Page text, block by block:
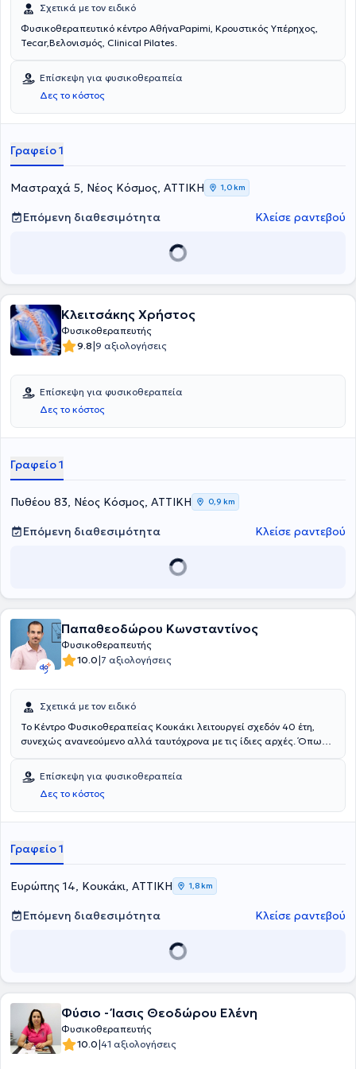
αποκατάσταση κάθε είδους τραυματισμού, τη βελτίωση της
λειτουργικότητας και την εξασφάλιση καλύτερης ποιότητας ζωής
για τον κάθε ασθενή.
Σχετικά με τον ειδικό
Φυσικοθεραπευτικό κέντρο ΑθήναPapimi, Κρουστικός Υπέρηχος,
Tecar,Βελονισμός, Clinical Pilates.
Επίσκεψη για φυσικοθεραπεία
Δες το κόστος
Γραφείο 1
Μαστραχά 5, Νέος Κόσμος, ΑΤΤΙΚΗ 1,0 km
Επόμενη διαθεσιμότητα Κλείσε ραντεβού
Κλειτσάκης Χρήστος
Φυσικοθεραπευτής
9.8|9 αξιολογήσεις
Επίσκεψη για φυσικοθεραπεία
Δες το κόστος
Γραφείο 1
Πυθέου 83, Νέος Κόσμος, ΑΤΤΙΚΗ 0,9 km
Επόμενη διαθεσιμότητα Κλείσε ραντεβού
Παπαθεοδώρου Κωνσταντίνος
Φυσικοθεραπευτής
10.0|7 αξιολογήσεις
Σχετικά με τον ειδικό
Το Κέντρο Φυσικοθεραπείας Κουκάκι λειτουργεί σχεδόν 40 έτη,
συνεχώς ανανεούμενο αλλά ταυτόχρονα με τις ίδιες αρχές. Όπως
φυσικοθεραπευτών, η οποία πηγάζει τόσο από την πληθώρα
ασθενών όσο και την αρμονία εμπειρίας- σύγχρονης γνώσης. Στον
χώρο εργάζονται 3 φυσικοθεραπευτές και εξειδικευμένο
προσωπικό, των οποίων κύριο μέλημα είναι η θεραπεία και η
Επίσκεψη για φυσικοθεραπεία
Δες το κόστος
Γραφείο 1
Ευρώπης 14, Κουκάκι, ΑΤΤΙΚΗ 1,8 km
Επόμενη διαθεσιμότητα Κλείσε ραντεβού
Φύσιο - Ίασις Θεοδώρου Ελένη
Φυσικοθεραπευτής
10.0|41 αξιολογήσεις